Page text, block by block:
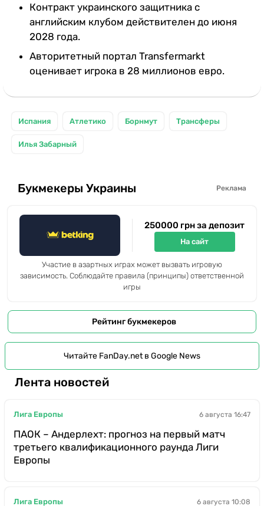
Контракт украинского защитника с
английским клубом действителен до июня
2028 года.
Авторитетный портал Transfermarkt
оценивает игрока в 28 миллионов евро.
Испания Атлетико Борнмут Трансферы
Илья Забарный
Букмекеры Украины Реклама
250000 грн за депозит
На сайт
Участие в азартных играх может вызвать игровую
зависимость. Соблюдайте правила (принципы) ответственной
игры
Рейтинг букмекеров
Читайте FanDay.net в Google News
Лента новостей
Лига Европы 6 августа 16:47
ПАОК – Андерлехт: прогноз на первый матч
третьего квалификационного раунда Лиги
Европы
Лига Европы 6 августа 10:08